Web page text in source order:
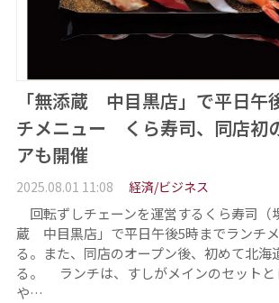
「無添蔵 中目黒店」で平日午
チメニュー くら寿司、同店初
アも開催
2025.08.01 11:08 経済/ビジネス
回転ずしチェーンを運営するくら寿司（
蔵 中目黒店」で平日午後5時までランチ
る。また、同店のオープン後、初めて北海
る。 ランチは、すしがメインのセットと
や…